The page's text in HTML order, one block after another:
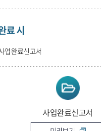
료 시
업완료신고서
사업완료신고서